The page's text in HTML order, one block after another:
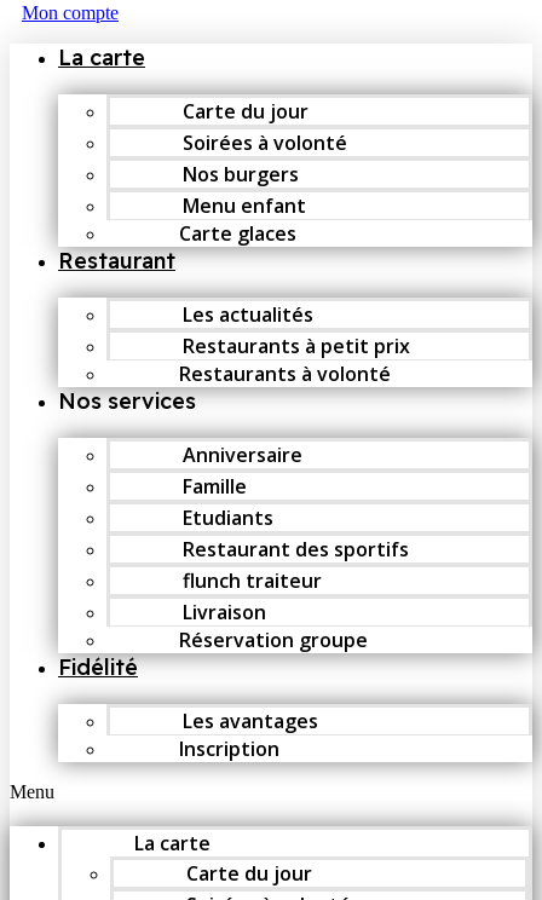
Mon compte
La carte
Carte du jour
Soirées à volonté
Nos burgers
Menu enfant
Carte glaces
Restaurant
Les actualités
Restaurants à petit prix
Restaurants à volonté
Nos services
Anniversaire
Famille
Etudiants
Restaurant des sportifs
flunch traiteur
Livraison
Réservation groupe
Fidélité
Les avantages
Inscription
Menu
La carte
Carte du jour